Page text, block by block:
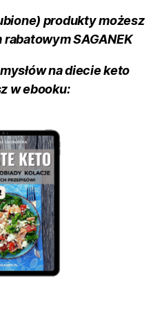
produkty możesz
SAGANEK
na diecie keto
w ebooku: